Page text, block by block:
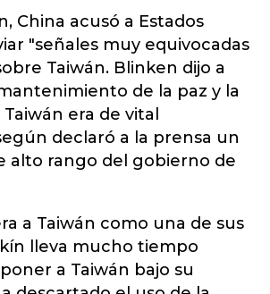
China acusó a Estados
"señales muy equivocadas
Taiwán. Blinken dijo a
de la paz y la
era de vital
declaró a la prensa un
alto rango del gobierno de
a Taiwán como una de sus
lleva mucho tiempo
a Taiwán bajo su